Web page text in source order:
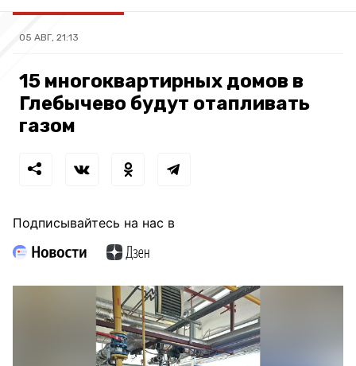
05 АВГ, 21:13
15 многоквартирных домов в
Глебычево будут отапливать
газом
Подписывайтесь на нас в